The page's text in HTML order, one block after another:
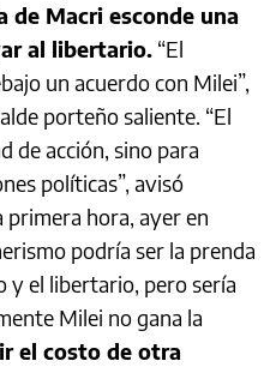
de Macri esconde una
al libertario. “El
un acuerdo con Milei”,
porteño saliente. “El
de acción, sino para
políticas”, avisó
primera hora, ayer en
podría ser la prenda
y el libertario, pero sería
Milei no gana la
el costo de otra